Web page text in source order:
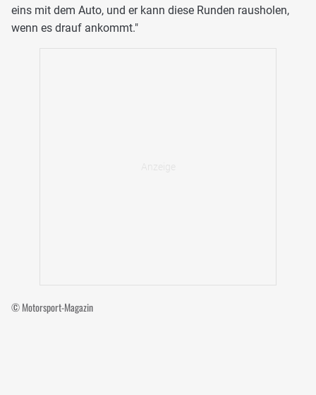
eins mit dem Auto, und er kann diese Runden rausholen,
wenn es drauf ankommt."
© Motorsport-Magazin